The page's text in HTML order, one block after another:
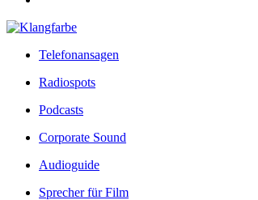
Telefonansagen
Radiospots
Podcasts
Corporate Sound
Audioguide
Sprecher für Film